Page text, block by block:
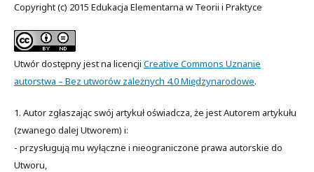
Copyright (c) 2015 Edukacja Elementarna w Teorii i Praktyce
Utwór dostępny jest na licencji Creative Commons Uznanie
autorstwa – Bez utworów zależnych 4.0 Międzynarodowe.
1. Autor zgłaszając swój artykuł oświadcza, że jest Autorem artykułu
(zwanego dalej Utworem) i:
- przysługują mu wyłączne i nieograniczone prawa autorskie do
Utworu,